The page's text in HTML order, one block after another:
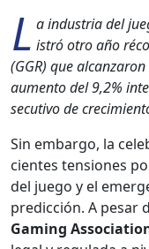
L a indus­tria del
istró otro año
(GGR) que
aumen­to del 9,2%
sec­u­ti­vo de
Sin embar­go, la
cientes ten­siones
del juego y el
predic­ción. A pesar
Gam­ing